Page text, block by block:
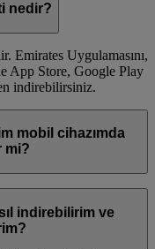
nedir?
Emirates Uygulamasını,
App Store, Google Play
indirebilirsiniz.
mobil cihazımda
mi?
App Gallery’den
indirebilirim ve